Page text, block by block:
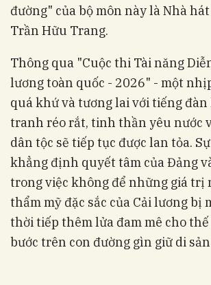
đường" của bộ môn này là Nhà
Trần Hữu Trang.
Thông qua "Cuộc thi Tài năng
lương toàn quốc - 2026" - một
quá khứ và tương lai với tiếng đàn
tranh réo rắt, tinh thần yêu nước
dân tộc sẽ tiếp tục được lan tỏa.
khẳng định quyết tâm của Đảng
trong việc không để những giá trị
thẩm mỹ đặc sắc của Cải lương bị
thời tiếp thêm lửa đam mê cho
bước trên con đường gìn giữ di